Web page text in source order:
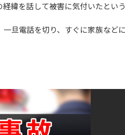
緯を話して被害に気付いたという
旦電話を切り、すぐに家族など